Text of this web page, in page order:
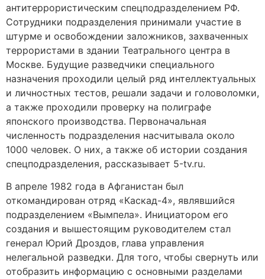
антитеррористическим спецподразделением РФ.
Сотрудники подразделения принимали участие в
штурме и освобождении заложников, захваченных
террористами в здании Театрального центра в
Москве. Будущие разведчики специального
назначения проходили целый ряд интеллектуальных
и личностных тестов, решали задачи и головоломки,
а также проходили проверку на полиграфе
японского производства. Первоначальная
численность подразделения насчитывала около
1000 человек. О них, а также об истории создания
спецподразделения, рассказывает 5-tv.ru.
В апреле 1982 года в Афганистан был
откомандирован отряд «Каскад-4», являвшийся
подразделением «Вымпела». Инициатором его
создания и вышестоящим руководителем стал
генерал Юрий Дроздов, глава управления
нелегальной разведки. Для того, чтобы свернуть или
отобразить информацию с основными разделами